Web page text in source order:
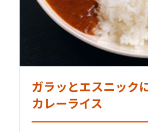
ガラッとエスニック
カレーライス